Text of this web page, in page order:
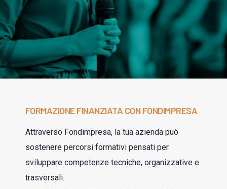
FORMAZIONE FINANZIATA CON FONDIMPRESA
Attraverso Fondimpresa, la tua azienda può
sostenere percorsi formativi pensati per
sviluppare competenze tecniche, organizzative e
trasversali.